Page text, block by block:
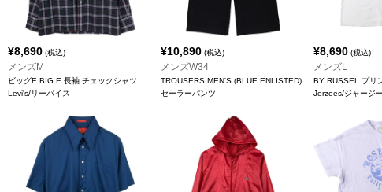
¥8,690 (税込)
メンズM
ビッグE BIG E 長袖 チェックシャツ
Levi's/リーバイス
¥10,890 (税込)
メンズW34
TROUSERS MEN'S (BLUE ENLISTED)
セーラーパンツ
¥8,690 (税込)
メンズL
BY RUSSEL プリ
Jerzees/ジャージ